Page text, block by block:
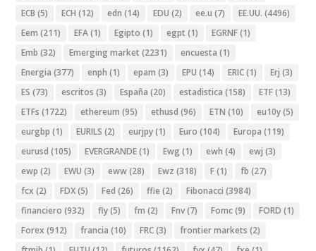
ECB (5) ECH (12) edn (14) EDU (2) ee.u (7) EE.UU. (4496)
Eem (211) EFA(1) Egipto (1) egpt (1) EGRNF(1)
Emb (32) Emerging market (2231) encuesta (1)
Energia (377) enph (1) epam (3) EPU (14) ERIC(1) Erj (3)
ES (73) escritos (3) España (20) estadistica (158) ETF(13)
ETFs (1722) ethereum (95) ethusd (96) ETN (10) eu10y(5)
eurgbp (1) EURILS (2) eurjpy(1) Euro (104) Europa (119)
eurusd (105) EVERGRANDE(1) Ewg (1) ewh (4) ewj (3)
ewp (2) EWU (3) eww(28) Ewz (318) F(1) fb (27)
fcx (2) FDX(5) Fed (26) ffie (2) Fibonacci (3984)
financiero (932) fly(5) fm (2) Fnv(7) Fomc(9) FORD (1)
Forex (912) francia (10) FRC(3) frontier markets (2)